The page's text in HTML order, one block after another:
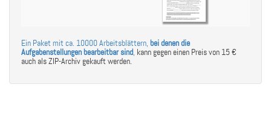
Ein Paket mit ca. 10000 Arbeitsblättern, bei denen die
Aufgabenstellungen bearbeitbar sind, kann gegen einen Preis von 15 €
auch als ZIP-Archiv gekauft werden.